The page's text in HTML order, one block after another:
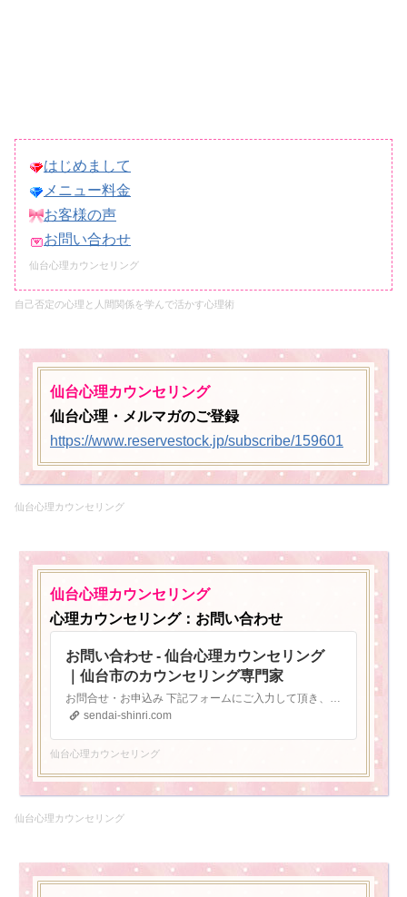
はじめまして
メニュー料金
お客様の声
お問い合わせ
仙台心理カウンセリング
自己否定の心理と人間関係を学んで活かす心理術
仙台心理カウンセリング
仙台心理・メルマガのご登録
https://www.reservestock.jp/subscribe/159601
仙台心理カウンセリング
仙台心理カウンセリング
心理カウンセリング：お問い合わせ
お問い合わせ - 仙台心理カウンセリング
｜仙台市のカウンセリング専門家
sendai-shinri.com
仙台心理カウンセリング
仙台心理カウンセリング